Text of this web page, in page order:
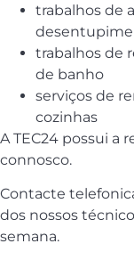
trabalhos de
trabalhos de
de banho
serviços de
cozinhas
A TEC24 possui a
connosco.
Contacte
dos nossos
semana.